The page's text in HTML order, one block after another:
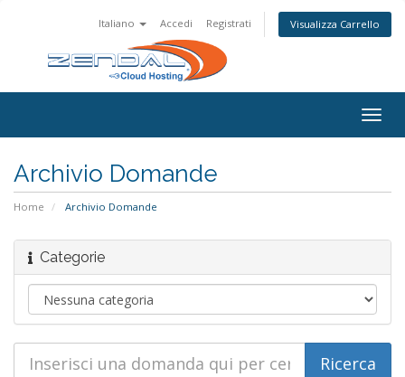
Italiano Accedi Registrati Visualizza Carrello
Archivio Domande
Home Archivio Domande
Categorie